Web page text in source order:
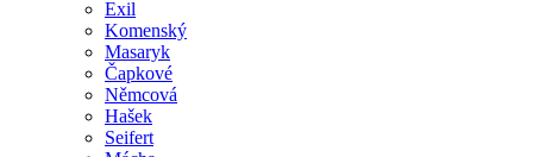
Exil
Komenský
Masaryk
Čapkové
Němcová
Hašek
Seifert